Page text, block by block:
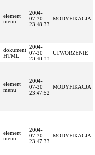
element
menu
2004-
07-20
23:48:33
MODYFIKACJA
dokument
HTML
2004-
07-20
23:48:33
UTWORZENIE
element
menu
2004-
07-20
23:47:52
MODYFIKACJA
element
menu
2004-
07-20
23:47:33
MODYFIKACJA